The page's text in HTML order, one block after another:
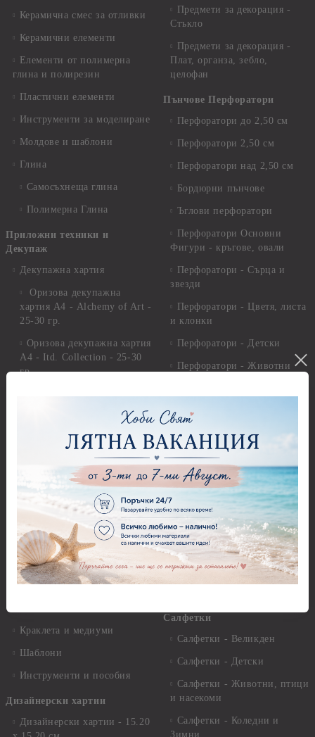
Керамична смес за отливки
Керамични елементи
Елементи от полимерна
глина и полирезин
Пластични елементи
Инструменти за моделиране
Молдове и шаблони
Глина
Самосъхнеща глина
Полимерна Глина
Приложни техники и
Декупаж
Декупажна хартия
Оризова декупажна
хартия А4 - Alchemy of Art -
25-30 гр.
Оризова декупажна хартия
А4 - Itd. Collection - 25-30
гр.
Фина оризова декупажна
хартия Stamperia - 21 х
Декупажна хартия - Други
Антични пасти
Вакс пасти
Грунд, Основи, Релефни
пасти
Варак, Шлак метал, Фолио,
Пантна
Лакове и защитни покрития
Краклета и медиуми
Шаблони
Инструменти и пособия
Дизайнерски хартии
Дизайнерски хартии - 15.20
Предмети за декорация -
Стъкло
Предмети за декорация -
Плат, органза, зебло,
целофан
Пънчове Перфоратори
Перфоратори до 2,50 см
Перфоратори 2,50 см
Перфоратори над 2,50 см
Бордюрни пънчове
Ъглови перфоратори
Перфоратори Основни
Фигури - кръгове, овали
Перфоратори - Сърца и
звезди
Перфоратори - Цветя, листа
и клонки
Перфоратори - Детски
Перфоратори - Животни
Рисуване
Грунд и почистващи
разтвори
Платна за рисуване
Стативи и поставки
Четки и инструменти
Моливи, акварелни
комплекти
Салфетки
Салфетки - Великден
Салфетки - Детски
Салфетки - Животни, птици
и насекоми
Салфетки - Коледни и
Зимни